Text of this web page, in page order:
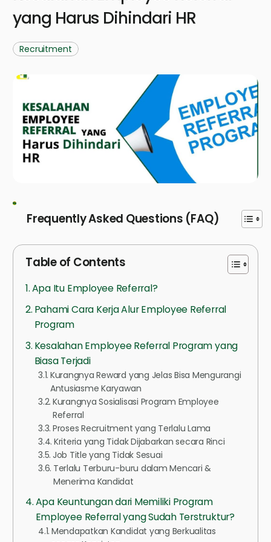
yang Harus Dihindari HR
Recruitment
Frequently Asked Questions (FAQ)
Table of Contents
Apa Itu Employee Referral?
Pahami Cara Kerja Alur Employee Referral
Program
Kesalahan Employee Referral Program yang
Biasa Terjadi
Kurangnya Reward yang Jelas Bisa Mengurangi
Antusiasme Karyawan
Kurangnya Sosialisasi Program Employee
Referral
Proses Recruitment yang Terlalu Lama
Kriteria yang Tidak Dijabarkan secara Rinci
Job Title yang Tidak Sesuai
Terlalu Terburu-buru dalam Mencari &
Menerima Kandidat
Apa Keuntungan dari Memiliki Program
Employee Referral yang Sudah Terstruktur?
Mendapatkan Kandidat yang Berkualitas